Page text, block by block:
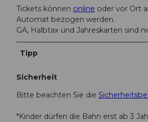
Tickets können online oder vor Ort
Automat bezogen werden.
GA, Halbtax und Jahreskarten sind
Tipp
Sicherheit
Bitte beachten Sie die
*Kinder dürfen die Bahn erst ab 3